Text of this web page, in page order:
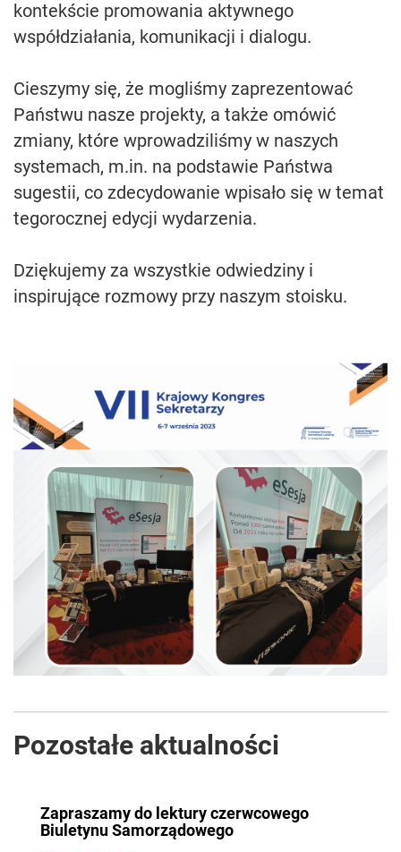
kontekście promowania aktywnego
współdziałania, komunikacji i dialogu.
Cieszymy się, że mogliśmy zaprezentować
Państwu nasze projekty, a także omówić
zmiany, które wprowadziliśmy w naszych
systemach, m.in. na podstawie Państwa
sugestii, co zdecydowanie wpisało się w temat
tegorocznej edycji wydarzenia.
Dziękujemy za wszystkie odwiedziny i
inspirujące rozmowy przy naszym stoisku.
Pozostałe aktualności
Zapraszamy do lektury czerwcowego
Biuletynu Samorządowego